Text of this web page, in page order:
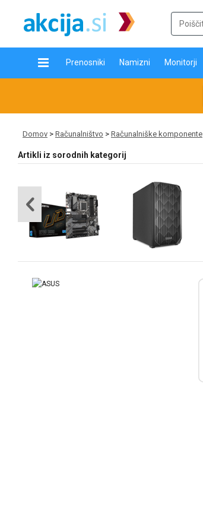
Prenosniki Namizni Monitorji
Domov > Računalništvo > Računalniške komponente
Artikli iz sorodnih kategorij